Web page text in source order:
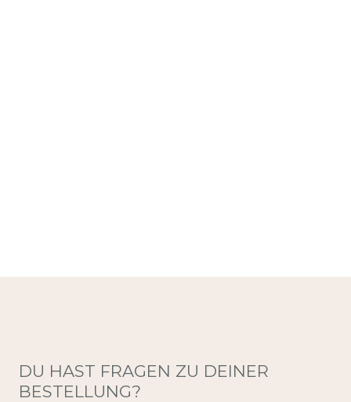
DU HAST FRAGEN ZU DEINER
BESTELLUNG?